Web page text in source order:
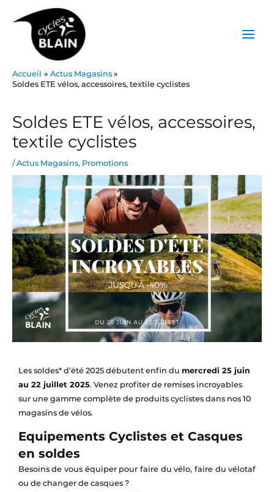
contenu
Menu
Accueil
Actus Magasins
Soldes ETE vélos, accessoires, textile cyclistes
Soldes ETE vélos, accessoires,
textile cyclistes
/Actus Magasins, Promotions
Les soldes* d’été 2025 débutent enfin du mercredi 25 juin
au 22 juillet 2025. Venez profiter de remises incroyables
sur une gamme complète de produits cyclistes dans nos 10
magasins de vélos.
Equipements Cyclistes et Casques
en soldes
Besoins de vous équiper pour faire du vélo, faire du vélotaf
ou de changer de casques ?